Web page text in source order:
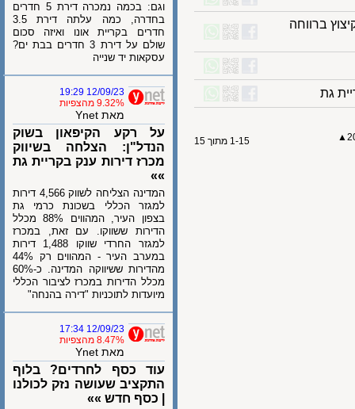
ברווחה
גת
1-15 מתוך 15
וגם: בכמה נמכרה דירת 5 חדרים
בחדרה, כמה עלתה דירת 3.5
חדרים בקריית אונו ואיזה סכום
שולם על דירת 3 חדרים בבת ים?
עסקאות יד שנייה
12/09/23 19:29
9.32% מהצפיות
מאת Ynet
על רקע הקיפאון בשוק
הנדל"ן: הצלחה בשיווק
מכרז דירות ענק בקריית גת
המדינה הצליחה לשווק 4,566 דירות
למגזר הכללי בשכונת כרמי גת
בצפון העיר, המהווים 88% מכלל
הדירות ששווקו. עם זאת, במכרז
למגזר החרדי שווקו 1,488 דירות
במערב העיר - המהווים רק 44%
מהדירות ששיווקה המדינה. כ-60%
מכלל הדירות במכרז לציבור הכללי
מיועדות לתוכניות "דירה בהנחה"
12/09/23 17:34
8.47% מהצפיות
מאת Ynet
עוד כסף לחרדים? בלוף
התקציב שעושה נזק לכולנו
| כסף חדש »»